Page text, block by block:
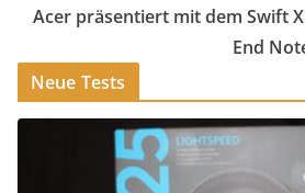
Acer präsentiert mit dem Swift
End
Neue Tests